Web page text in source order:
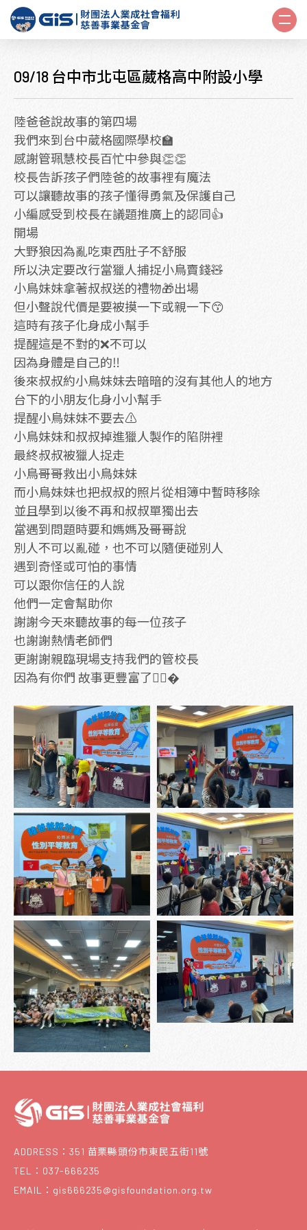
09/18 台中市北屯區葳格高中附設小學
陸爸爸說故事的第四場
我們來到台中葳格國際學校🏫
感謝管珮慧校長百忙中參與👏👏
校長告訴孩子們陸爸的故事裡有魔法
可以讓聽故事的孩子懂得勇氣及保護自己
小編感受到校長在議題推廣上的認同👍
開場
大野狼因為亂吃東西肚子不舒服
所以決定要改行當獵人捕捉小鳥賣錢🧸
小鳥妹妹拿著叔叔送的禮物🎁出場
但小聲說代價是要被摸一下或親一下😙
這時有孩子化身成小幫手
提醒這是不對的❌不可以
因為身體是自己的‼️
後來叔叔約小鳥妹妹去暗暗的沒有其他人的地方
台下的小朋友化身小小幫手
提醒小鳥妹妹不要去⚠️
小鳥妹妹和叔叔掉進獵人製作的陷阱裡
最終叔叔被獵人捉走
小鳥哥哥救出小鳥妹妹
而小鳥妹妹也把叔叔的照片從相簿中暫時移除
並且學到以後不再和叔叔單獨出去
當遇到問題時要和媽媽及哥哥說
別人不可以亂碰，也不可以隨便碰別人
遇到奇怪或可怕的事情
可以跟你信任的人說
他們一定會幫助你
謝謝今天來聽故事的每一位孩子
也謝謝熱情老師們
更謝謝親臨現場支持我們的管校長
因為有你們 故事更豐富了👍🏻�
ADDRESS：351 苗栗縣頭份市東民五街11號
TEL：037-666235
EMAIL：gis666235@gisfoundation.org.tw